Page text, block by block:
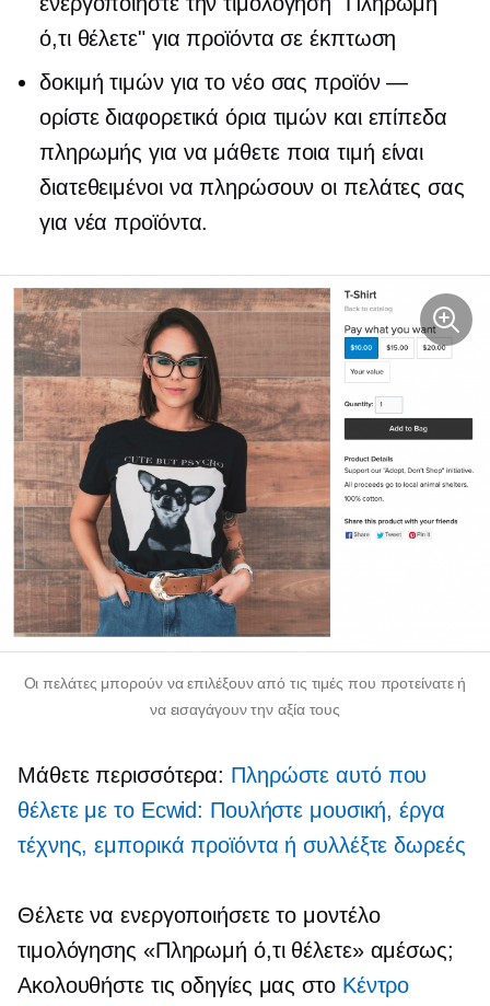
ό,τι θέλετε" για προϊόντα σε έκπτωση
δοκιμή τιμών για το νέο σας προϊόν —
ορίστε διαφορετικά όρια τιμών και επίπεδα
πληρωμής για να μάθετε ποια τιμή είναι
διατεθειμένοι να πληρώσουν οι πελάτες σας
για νέα προϊόντα.
Οι πελάτες μπορούν να επιλέξουν από τις τιμές που προτείνατε ή
να εισαγάγουν την αξία τους
Μάθετε περισσότερα: Πληρώστε αυτό που
θέλετε με το Ecwid: Πουλήστε μουσική, έργα
τέχνης, εμπορικά προϊόντα ή συλλέξτε δωρεές
Θέλετε να ενεργοποιήσετε το μοντέλο
τιμολόγησης «Πληρωμή ό,τι θέλετε» αμέσως;
Ακολουθήστε τις οδηγίες μας στο Κέντρο